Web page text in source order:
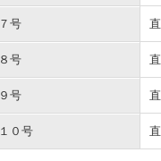
７号
８号
９号
１０号